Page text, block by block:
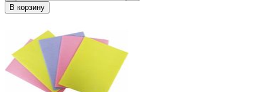
В корзину